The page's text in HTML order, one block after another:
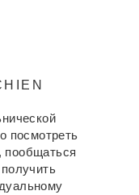
посмотреть
пообщаться